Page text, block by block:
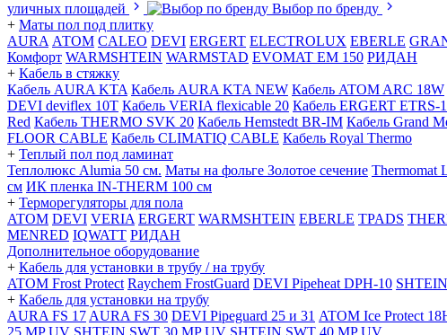
уличных площадей
Выбор по бренду
+ Маты пол под плитку
AURA АТОМ CALEO DEVI ERGERT ELECTROLUX EBERLE
Комфорт WARMSHTEIN WARMSTAD EVOMAT EM 150 РИДАН
+ Кабель в стяжку
Кабель AURA KTA Кабель AURA KTA NEW Кабель ATOM ARC 18W
DEVI deviflex 10T Кабель VERIA flexicable 20 Кабель ERGERT ETRS-
Red Кабель THERMO SVK 20 Кабель Hemstedt BR-IM Кабель Grand
FLOOR CABLE Кабель CLIMATIQ CABLE Кабель Royal Thermo
+ Теплый пол под ламинат
Теплолюкс Alumia 50 см. Маты на фольге Золотое сечение Thermomat
см ИК пленка IN-THERM 100 см
+ Терморегуляторы для пола
ATOM DEVI VERIA ERGERT WARMSHTEIN EBERLE TPADS
MENRED IQWATT РИДАН
Дополнительное оборудование
+ Кабель для установки в трубу / на трубу
ATOM Frost Protect Raychem FrostGuard DEVI Pipeheat DPH-10
+ Кабель для установки на трубу
AURA FS 17 AURA FS 30 DEVI Pipeguard 25 и 31 ATOM Ice Protect
25 MP UV SHTEIN SWT 30 MP UV SHTEIN SWT 40 MP UV